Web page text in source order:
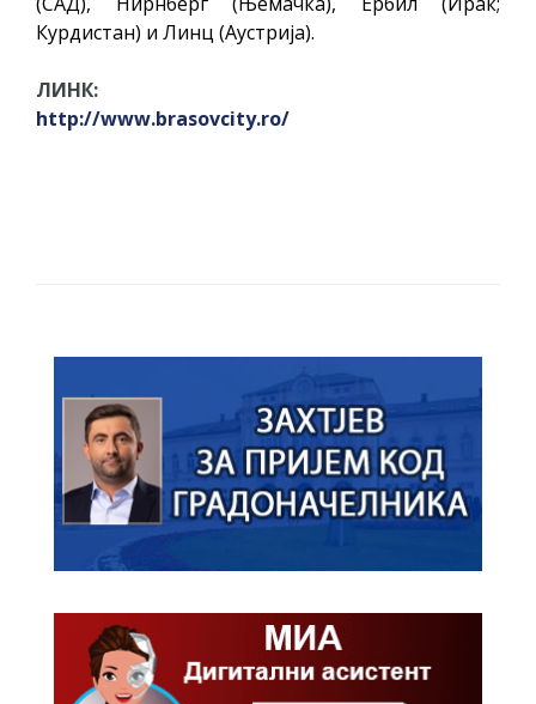
Курдистан) и Линц (Аустрија).
ЛИНК:
http://www.brasovcity.ro/